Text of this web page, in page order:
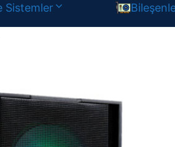
Sistemler